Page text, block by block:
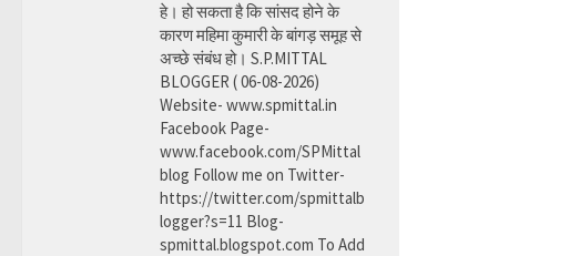
हे। हो सकता है कि सांसद होने के
कारण महिमा कुमारी के बांगड़ समूह से
अच्छे संबंध हो। S.P.MITTAL
BLOGGER ( 06-08-2026)
Website- www.spmittal.in
Facebook Page-
www.facebook.com/SPMittal
blog Follow me on Twitter-
https://twitter.com/spmittalb
logger?s=11 Blog-
spmittal.blogspot.com To Add